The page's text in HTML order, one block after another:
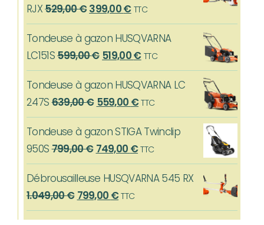
RJX529,00€ Le
prix
initial
était :
399,00€Le
prix
actuel
est :
TTC
Tondeuse à gazon HUSQVARNA
LC151S599,00€ Le
prix
initial
était :
519,00€Le
prix
actuel
est :
TTC
Tondeuse à gazon HUSQVARNA LC
247S639,00€ Le
prix
initial
était :
559,00 €Le
prix
actuel
est :
TTC
Tondeuse à gazon STIGA Twinclip
950S799,00€ Le
prix
initial
était :
799,00 €.
749,00 €Le
prix
actuel
749,00 €.
TTC
Débrousailleuse HUSQVARNA 545 RX
1.049,00€ Le
prix
799,00 €Le
prix
TTC